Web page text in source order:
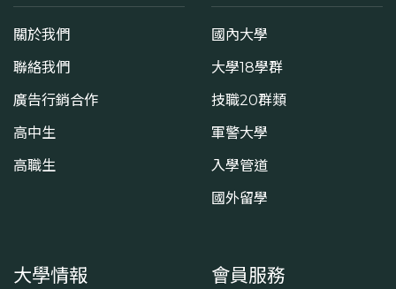
關於我們
聯絡我們
廣告行銷合作
高中生
高職生
國內大學
大學18學群
技職20群類
軍警大學
入學管道
國外留學
大學情報 會員服務